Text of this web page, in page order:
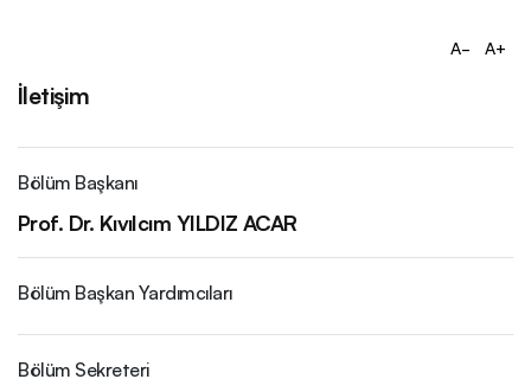
A- A+
İletişim
Bölüm Başkanı
Prof. Dr. Kıvılcım YILDIZ ACAR
Bölüm Başkan Yardımcıları
Bölüm Sekreteri